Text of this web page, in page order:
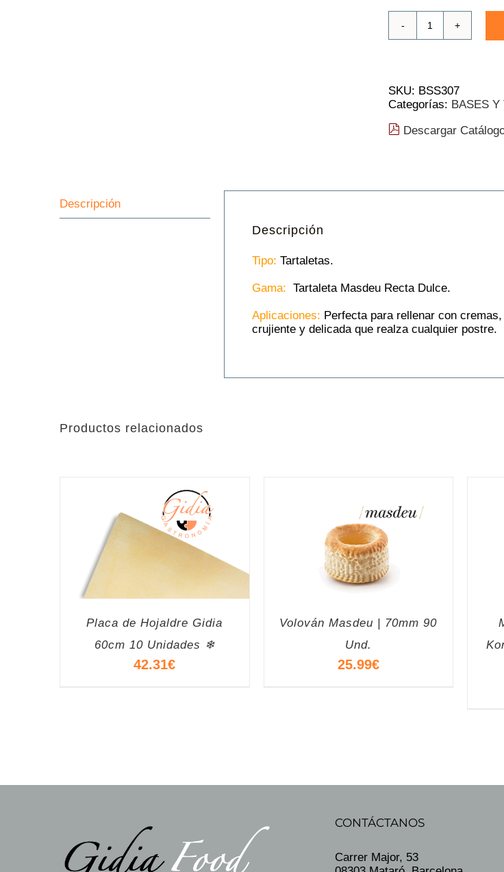
Tartaleta
|
70mm
Und.
cantidad
SKU: BSS307
Categorías: BASES Y
Descargar
Descripción
Descripción
Tipo: Tartaletas.
Gama: Tartaleta Masdeu Recta Dulce.
Aplicaciones: Perfecta para rellenar con
crujiente y delicada que realza cualquier postre.
Productos relacionados
Placa de Hojaldre Gidia
60cm 10 Unidades ❄
42.31€
Volován Masdeu | 70mm 90
Und.
25.99€
CONTÁCTANOS
Carrer Major, 53